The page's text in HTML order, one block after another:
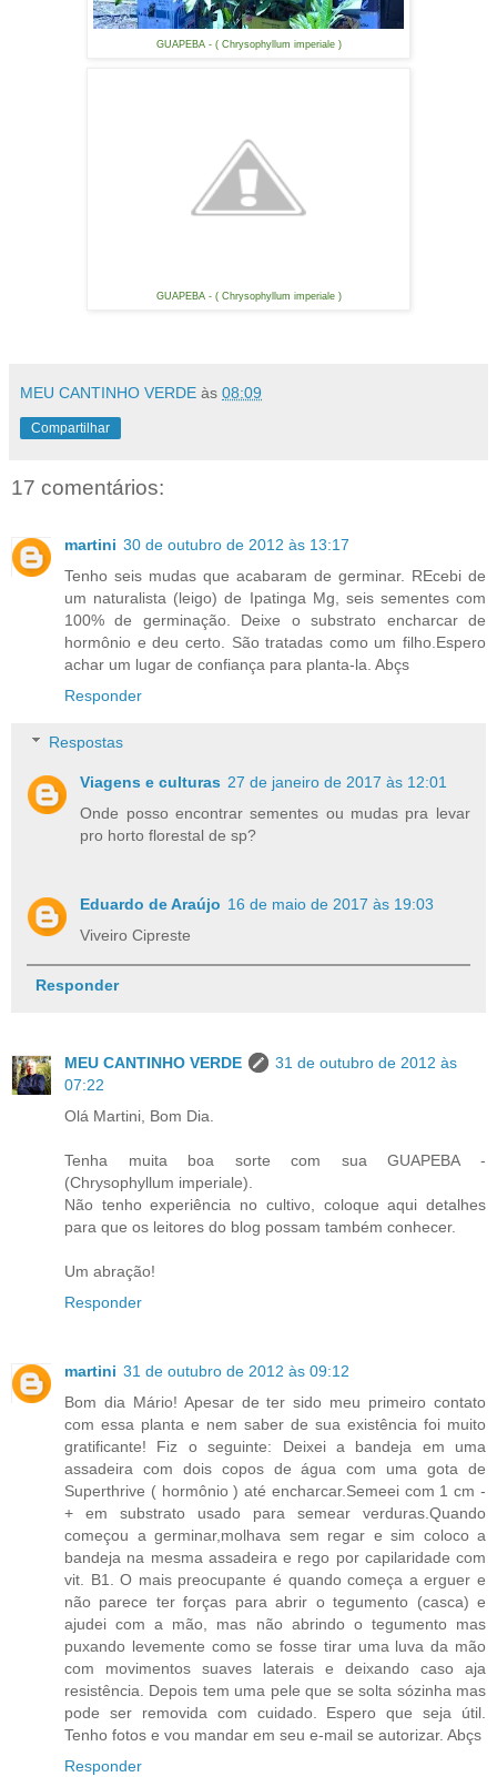
GUAPEBA - ( Chrysophyllum imperiale )
GUAPEBA - ( Chrysophyllum imperiale )
MEU CANTINHO VERDE às 08:09
Compartilhar
17 comentários:
martini 30 de outubro de 2012 às 13:17
Tenho seis mudas que acabaram de germinar. REcebi de
um naturalista (leigo) de Ipatinga Mg, seis sementes com
100% de germinação. Deixe o substrato encharcar de
hormônio e deu certo. São tratadas como um filho.Espero
achar um lugar de confiança para planta-la. Abçs
Responder
Respostas
Viagens e culturas 27 de janeiro de 2017 às 12:01
Onde posso encontrar sementes ou mudas pra levar
pro horto florestal de sp?
Eduardo de Araújo 16 de maio de 2017 às 19:03
Viveiro Cipreste
Responder
MEU CANTINHO VERDE
31 de outubro de 2012 às
07:22
Olá Martini, Bom Dia.
Tenha muita boa sorte com sua GUAPEBA -
(Chrysophyllum imperiale).
Não tenho experiência no cultivo, coloque aqui detalhes
para que os leitores do blog possam também conhecer.
Um abração!
Responder
martini 31 de outubro de 2012 às 09:12
Bom dia Mário! Apesar de ter sido meu primeiro contato
com essa planta e nem saber de sua existência foi muito
gratificante! Fiz o seguinte: Deixei a bandeja em uma
assadeira com dois copos de água com uma gota de
Superthrive ( hormônio ) até encharcar.Semeei com 1 cm -
+ em substrato usado para semear verduras.Quando
começou a germinar,molhava sem regar e sim coloco a
bandeja na mesma assadeira e rego por capilaridade com
vit. B1. O mais preocupante é quando começa a erguer e
não parece ter forças para abrir o tegumento (casca) e
ajudei com a mão, mas não abrindo o tegumento mas
puxando levemente como se fosse tirar uma luva da mão
com movimentos suaves laterais e deixando caso aja
resistência. Depois tem uma pele que se solta sózinha mas
pode ser removida com cuidado. Espero que seja útil.
Tenho fotos e vou mandar em seu e-mail se autorizar. Abçs
Responder